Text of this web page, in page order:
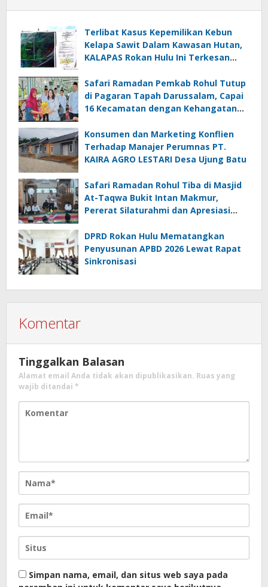
Terlibat Kasus Kepemilikan Kebun
Kelapa Sawit Dalam Kawasan Hutan,
KALAPAS Rokan Hulu Ini Terkesan
Indonesia
Safari Ramadan Pemkab Rohul Tutup
di Pagaran Tapah Darussalam, Capai
16 Kecamatan dengan Kehangatan
Konsumen dan Marketing Konflien
Terhadap Manajer Perumnas PT.
KAIRA AGRO LESTARI Desa Ujung Batu
Safari Ramadan Rohul Tiba di Masjid
At-Taqwa Bukit Intan Makmur,
Pererat Silaturahmi dan Apresiasi
DPRD Rokan Hulu Mematangkan
Penyusunan APBD 2026 Lewat Rapat
Sinkronisasi
Komentar
Tinggalkan Balasan
Alamat email Anda tidak akan dipublikasikan. Ruas yang
wajib ditandai *
Simpan nama, email, dan situs web saya pada